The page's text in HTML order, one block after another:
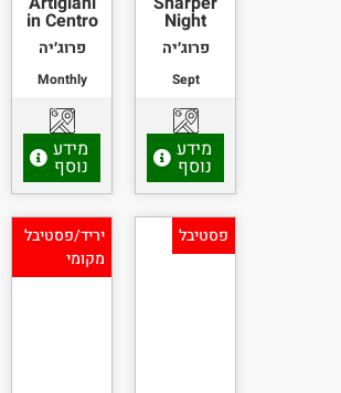
Night
פרוג׳יה
Sept
מידע
נוסף
in Centro
פרוג׳יה
Monthly
מידע
נוסף
פסטיבל
יריד/פסטיבל
מקומי